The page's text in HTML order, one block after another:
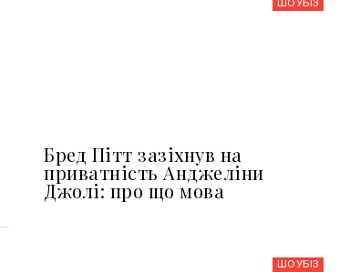
ШОУБIЗ
Бред Пітт зазіхнув на
приватність Анджеліни
Джолі: про що мова
ШОУБIЗ